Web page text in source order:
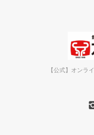
【公式】オンラ